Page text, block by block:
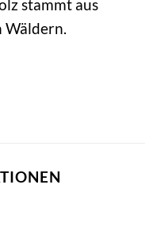
stammt aus